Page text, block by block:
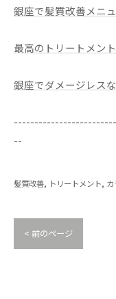
銀座で髪質改善メニ
最高のトリートメン
銀座でダメージレス
--
髪質改善 トリートメント カ
< 前のページ